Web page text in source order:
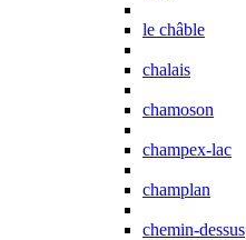
le châble
chalais
chamoson
champex-lac
champlan
chemin-dessus